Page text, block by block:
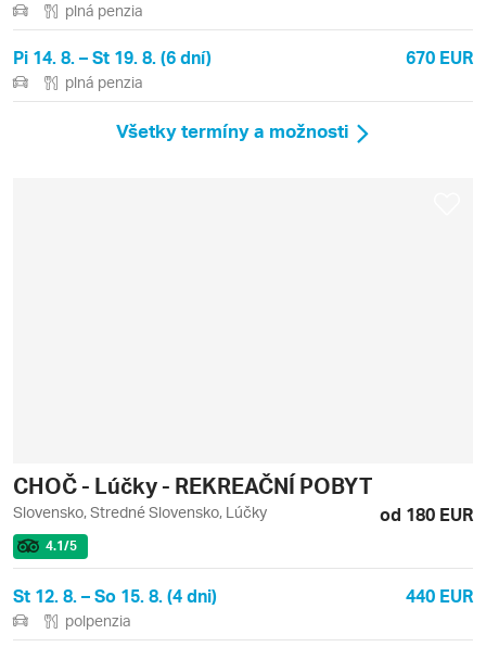
plná penzia
Pi 14. 8. – St 19. 8. (6 dní) 670 EUR
plná penzia
Všetky termíny a možnosti
CHOČ - Lúčky - REKREAČNÍ POBYT
Slovensko, Stredné Slovensko, Lúčky od 180 EUR
4.1/5
St 12. 8. – So 15. 8. (4 dni) 440 EUR
polpenzia